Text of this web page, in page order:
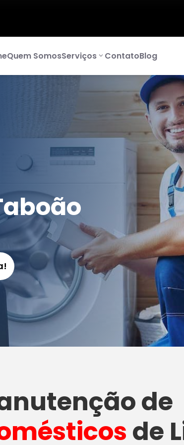
Quem SomosServiços ContatoBlog
de
de